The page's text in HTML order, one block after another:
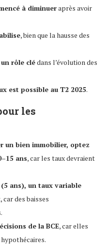
à diminueraprès avoir
, bien que la hausse des
rôle clédans l’évolution des
est possible au T2 2025.
les
un bien immobilier, optez
ans, car les taux devraient
ans), un taux variable
, car des baisses
de la BCE, car elles